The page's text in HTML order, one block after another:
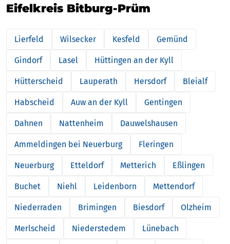
Eifelkreis Bitburg-Prüm
Lierfeld Wilsecker Kesfeld Gemünd
Gindorf Lasel Hüttingen an der Kyll
Hütterscheid Lauperath Hersdorf Bleialf
Habscheid Auw an der Kyll Gentingen
Dahnen Nattenheim Dauwelshausen
Ammeldingen bei Neuerburg Fleringen
Neuerburg Etteldorf Metterich Eßlingen
Buchet Niehl Leidenborn Mettendorf
Niederraden Brimingen Biesdorf Olzheim
Merlscheid Niederstedem Lünebach